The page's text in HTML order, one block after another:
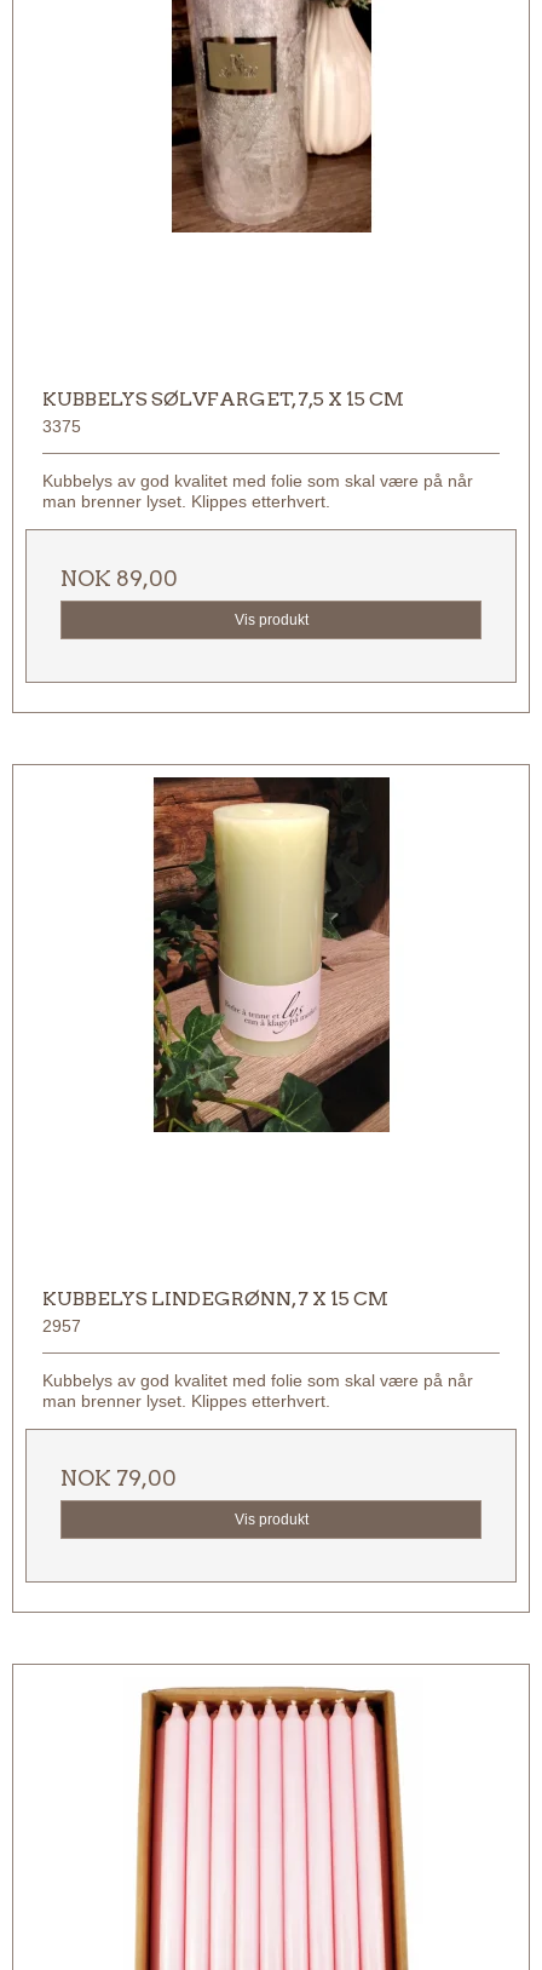
KUBBELYS SØLVFARGET, 7,5 X 15 CM
3375
Kubbelys av god kvalitet med folie som skal være på når
man brenner lyset. Klippes etterhvert.
NOK 89,00
Vis produkt
KUBBELYS LINDEGRØNN, 7 X 15 CM
2957
Kubbelys av god kvalitet med folie som skal være på når
man brenner lyset. Klippes etterhvert.
NOK 79,00
Vis produkt